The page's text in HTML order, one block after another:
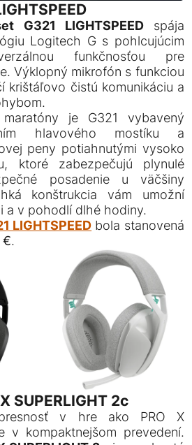
G321 LIGHTSPEEDspája
Logitech G s pohlcujúcim
funkčnosťou pre
Výklopný mikrofón s funkciou
krištáľovo čistú komunikáciu a
je G321 vybavený
hlavového mostíku a
peny potiahnutými vysoko
ktoré zabezpečujú plynulé
posadenie u väčšiny
konštrukcia vám umožní
a v pohodlí dlhé hodiny.
LIGHTSPEED bola stanovená
€.
SUPERLIGHT 2c
v hre ako PRO X
v kompaktnejšom prevedení.